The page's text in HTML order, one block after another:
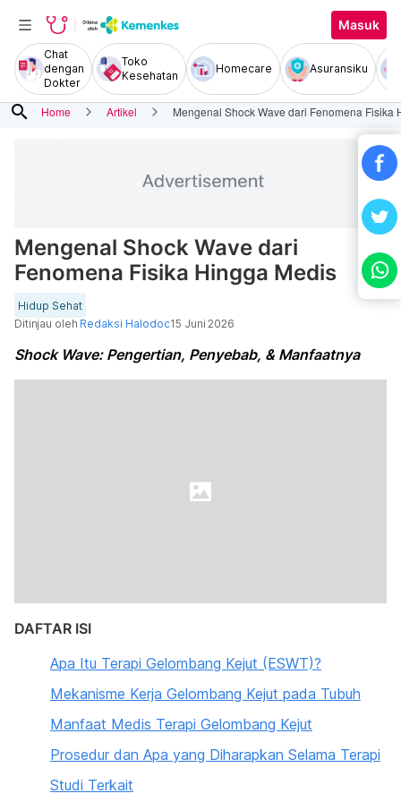
Masuk
Chat
dengan
Dokter
Toko
Kesehatan
Homecare Asuransiku
search Home Artikel Mengenal Shock Wave dari Fenomena Fisika
Mengenal Shock Wave dari
Fenomena Fisika Hingga Medis
Hidup Sehat
Ditinjau oleh Redaksi Halodoc15 Juni 2026
Shock Wave: Pengertian, Penyebab, & Manfaatnya
DAFTAR ISI
Apa Itu Terapi Gelombang Kejut (ESWT)?
Mekanisme Kerja Gelombang Kejut pada Tubuh
Manfaat Medis Terapi Gelombang Kejut
Prosedur dan Apa yang Diharapkan Selama Terapi
Studi Terkait